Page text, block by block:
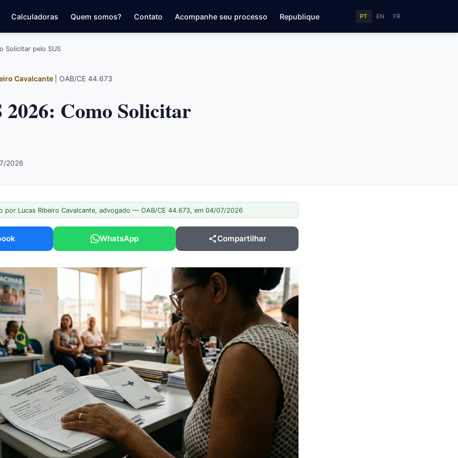
Calculadoras Quem somos? Contato Acompanhe seu processo Republique PT EN FR
Solicitar pelo SUS
Cavalcante | OAB/CE 44.673
Como Solicitar
2026
por Lucas Ribeiro Cavalcante, advogado — OAB/CE 44.673, em 04/07/2026
WhatsApp Compartilhar